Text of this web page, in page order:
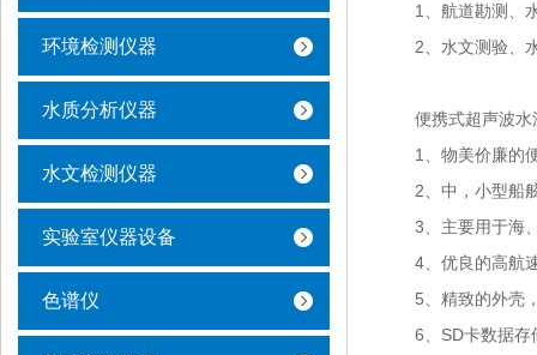
环境检测仪器
水质分析仪器
水文检测仪器
实验室仪器设备
色谱仪
1、航道勘测、水
2、水文测验、水
便携式超声波水
1、物美价廉的便
2、中，小型船舷
3、主要用于海、
4、优良的高航速
5、精致的外壳，
6、SD卡数据存储